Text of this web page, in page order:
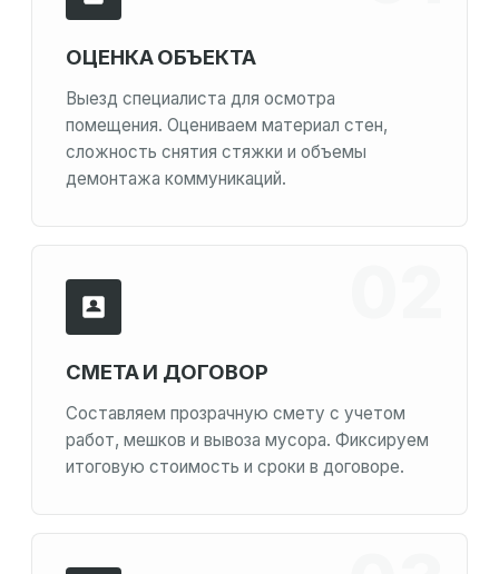
ОЦЕНКА ОБЪЕКТА
Выезд специалиста для осмотра
помещения. Оцениваем материал стен,
сложность снятия стяжки и объемы
демонтажа коммуникаций.
СМЕТА И ДОГОВОР
Составляем прозрачную смету с учетом
работ, мешков и вывоза мусора. Фиксируем
итоговую стоимость и сроки в договоре.